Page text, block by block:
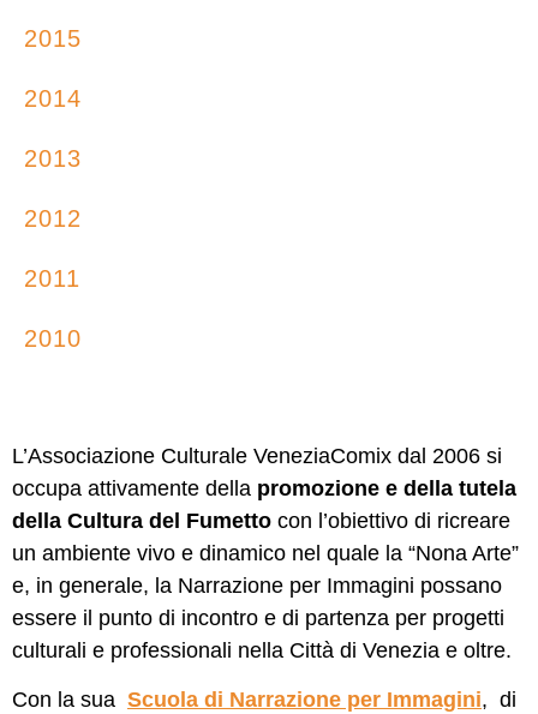
2015
2014
2013
2012
2011
2010
L’Associazione Culturale VeneziaComix dal 2006 si
occupa attivamente della promozione e della tutela
della Cultura del Fumetto con l’obiettivo di ricreare
un ambiente vivo e dinamico nel quale la “Nona Arte”
e, in generale, la Narrazione per Immagini possano
essere il punto di incontro e di partenza per progetti
culturali e professionali nella Città di Venezia e oltre.
Con la sua Scuola di Narrazione per Immagini, di